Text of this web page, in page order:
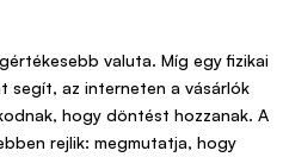
valuta. Míg egy fizikai
segít, az interneten a vásárlók
hogy döntést hozzanak. A
rejlik: megmutatja, hogy